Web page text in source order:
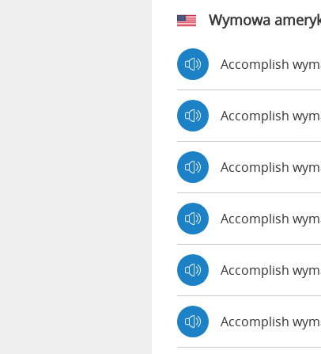
Wymowa
Accomplish
Accomplish
Accomplish
Accomplish
Accomplish
Accomplish